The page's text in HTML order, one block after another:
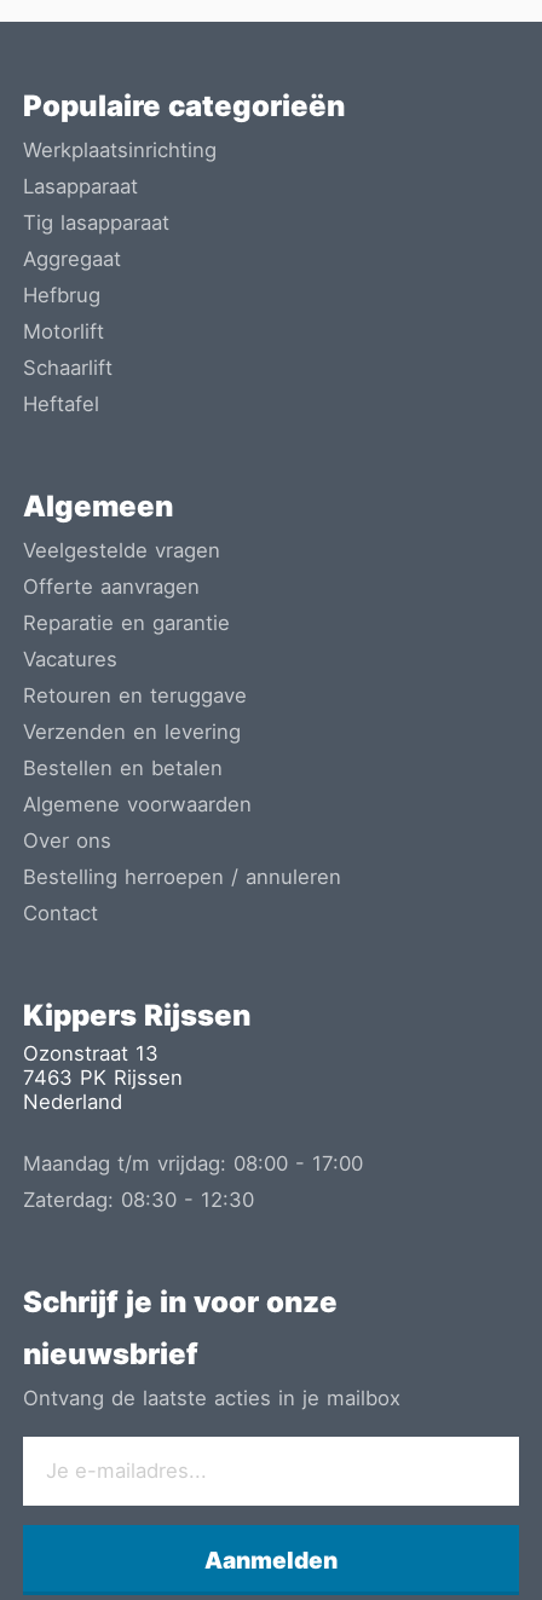
Populaire categorieën
Werkplaatsinrichting
Lasapparaat
Tig lasapparaat
Aggregaat
Hefbrug
Motorlift
Schaarlift
Heftafel
Algemeen
Veelgestelde vragen
Offerte aanvragen
Reparatie en garantie
Vacatures
Retouren en teruggave
Verzenden en levering
Bestellen en betalen
Algemene voorwaarden
Over ons
Bestelling herroepen / annuleren
Contact
Kippers Rijssen
Ozonstraat 13
7463 PK Rijssen
Nederland
Maandag t/m vrijdag: 08:00 - 17:00
Zaterdag: 08:30 - 12:30
Schrijf je in voor onze
nieuwsbrief
Ontvang de laatste acties in je mailbox
Aanmelden